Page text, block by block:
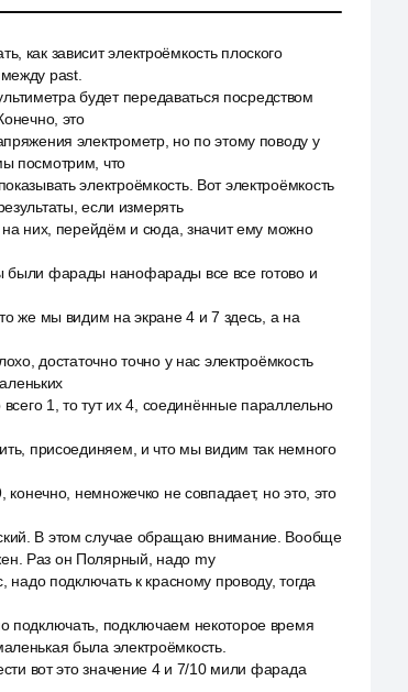
как зависит электроёмкость плоского
past.
будет передаваться посредством
это
электрометр, но по этому поводу у
посмотрим, что
электроёмкость. Вот электроёмкость
если измерять
них, перейдём и сюда, значит ему можно
были фарады нанофарады все все готово и
же мы видим на экране 4 и 7 здесь, а на
достаточно точно у нас электроёмкость
1, то тут их 4, соединённые параллельно
присоединяем, и что мы видим так немного
немножечко не совпадает, но это, это
В этом случае обращаю внимание. Вообще
Раз он Полярный, надо my
подключать к красному проводу, тогда
подключать, подключаем некоторое время
была электроёмкость.
вот это значение 4 и 7/10 мили фарада